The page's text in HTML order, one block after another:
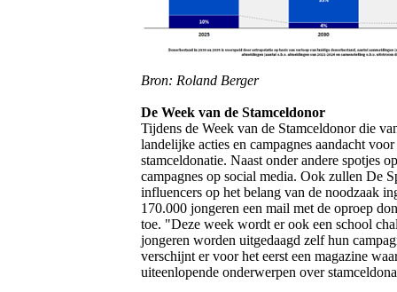
Bron: Roland Berger
De Week van de Stamceldonor
Tijdens de Week van de Stamceldonor die
landelijke acties en campagnes aandacht
stamceldonatie. Naast onder andere spotjes
campagnes op social media. Ook zullen De
influencers op het belang van de noodzaak
170.000 jongeren een mail met de oproep
toe. "Deze week wordt er ook een school
jongeren worden uitgedaagd zelf hun
verschijnt er voor het eerst een magazine
uiteenlopende onderwerpen over